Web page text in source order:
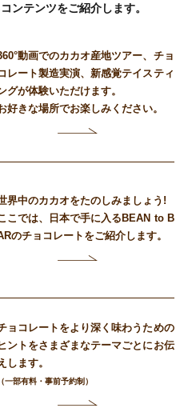
ンテンツをご紹介します。
動画でのカカオ産地ツアー、 チョ
レート製造実演、新感覚テイスティ
グが体験いただけます。
好きな場所でお楽しみください。
界中のカカオをたのしみましょう!
こでは、日本で手に入るBEAN to B
のチョコレートをご紹介します。
ョコレートをより深く味わうための
ントをさまざまなテーマごとにお伝
します。
（一部有料・事前予約制）